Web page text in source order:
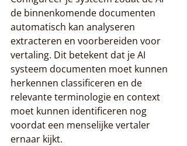
de binnenkomende documenten
automatisch kan analyseren
extracteren en voorbereiden voor
vertaling. Dit betekent dat je AI
systeem documenten moet kunnen
herkennen classificeren en de
relevante terminologie en context
moet kunnen identificeren nog
voordat een menselijke vertaler
ernaar kijkt.